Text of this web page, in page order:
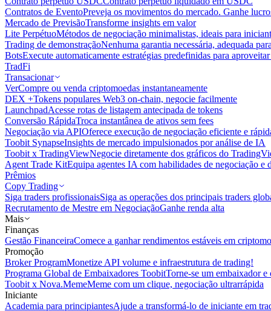
Contratos de EventoPreveja os movimentos do mercado. Ganhe
Mercado de PrevisãoTransforme insights em valor
Lite PerpétuoMétodos de negociação minimalistas, ideais para
Trading de demonstraçãoNenhuma garantia necessária, adequada
BotsExecute automaticamente estratégias predefinidas para
TradFi
Transacionar
VerCompre ou venda criptomoedas instantaneamente
DEX +Tokens populares Web3 on-chain, negocie facilmente
LaunchpadAcesse rotas de listagem antecipada de tokens
Conversão RápidaTroca instantânea de ativos sem fees
Negociação via APIOferece execução de negociação eficiente e
Toobit SynapseInsights de mercado impulsionados por análise de IA
Toobit x TradingViewNegocie diretamente dos gráficos do
Agent Trade KitEquipa agentes IA com habilidades de negociação e
Prêmios
Copy Trading
Siga traders profissionaisSiga as operações dos principais traders
Recrutamento de Mestre em NegociaçãoGanhe renda alta
Mais
Finanças
Gestão FinanceiraComece a ganhar rendimentos estáveis em
Promoção
Broker ProgramMonetize API volume e infraestrutura de trading!
Programa Global de Embaixadores ToobitTorne-se um embaixador
Toobit x Nova.MemeMeme com um clique, negociação ultrarrápida
Iniciante
Academia para principiantesAjude a transformá-lo de iniciante em